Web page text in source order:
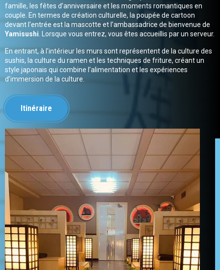
famille, les fêtes d’anniversaire et les moments romantiques en
couple. En termes de création culturelle, la poupée de cartoon
devant l’entrée est la mascotte et l’ambassadrice de bienvenue de
Yamisushi . Lorsque vous entrez, vous êtes accueillis par un serveur.
En entrant, à l’intérieur les murs sont représentent de la culture des
sushis, la culture du ramen et les techniques de friture, créant un
style japonais qui combine l’alimentation et les expériences
d’immersion de la culture.
Itinéraire